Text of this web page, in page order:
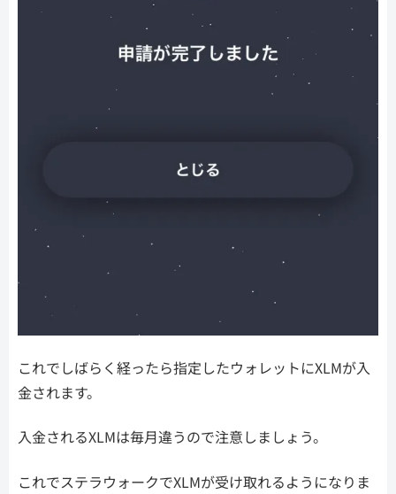
これでしばらく経ったら指定したウォレットにXLMが入
金されます。
入金されるXLMは毎月違うので注意しましょう。
これでステラウォークでXLMが受け取れるようになりま